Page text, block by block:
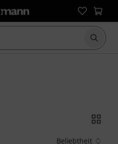
Suche
Beliebtheit